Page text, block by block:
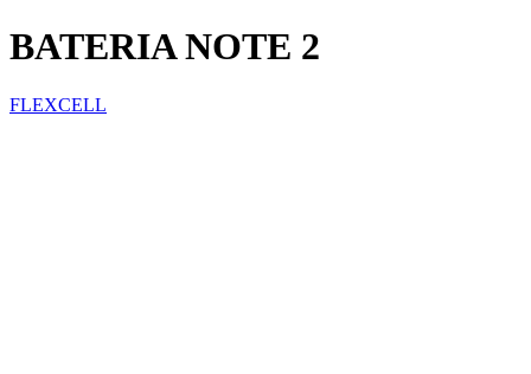
BATERIA NOTE 2
FLEXCELL